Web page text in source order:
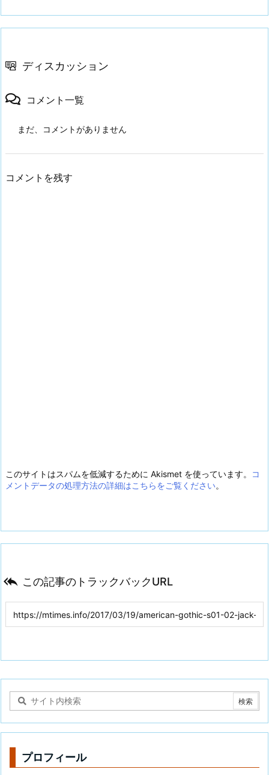
ディスカッション
コメント一覧
まだ、コメントがありません
コメントを残す
このサイトはスパムを低減するために Akismet を使っています。
コ
メントデータの処理方法の詳細はこちらをご覧ください。
 この記事のトラックバックURL
プロフィール